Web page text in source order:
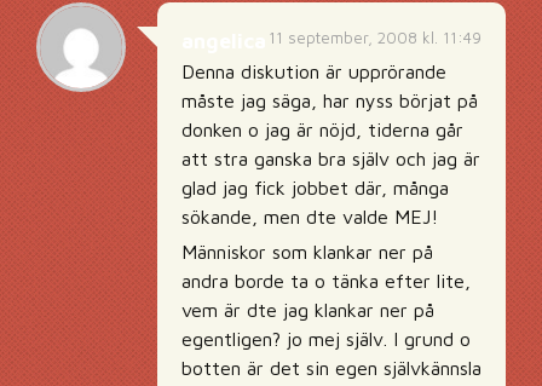
11 september, 2008 kl. 11:49
Denna diskution är upprörande
måste jag säga, har nyss börjat på
donken o jag är nöjd, tiderna går
att stra ganska bra själv och jag är
glad jag fick jobbet där, många
sökande, men dte valde MEJ!
Människor som klankar ner på
andra borde ta o tänka efter lite,
vem är dte jag klankar ner på
egentligen? jo mej själv. I grund o
botten är det sin egen självkännsla